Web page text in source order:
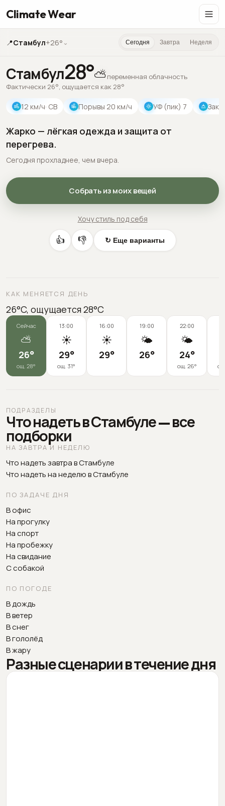
Climate Wear
📍Стамбул+26° ⌄ Сегодня Завтра Неделя
Стамбул28°⛅переменная облачность
Фактически 26°, ощущается как 28°
12 км/ч· СВ Порывы 20 км/ч УФ (пик) 7
Жарко — лёгкая одежда и защита от
перегрева.
Сегодня прохладнее, чем вчера.
Собрать из моих вещей
Хочу стиль под себя
👍 👎 ↻ Еще варианты
КАК МЕНЯЕТСЯ ДЕНЬ
26°C, ощущается 28°C
Сейчас
⛅
26°
ощ. 28°
13:00
☀️
29°
ощ. 31°
16:00
☀️
29°
19:00
🌤️
26°
22:00
🌤️
24°
ощ. 26°
ПОДРАЗДЕЛЫ
Что надеть в Стамбуле — все
подборки
НА ЗАВТРА И НЕДЕЛЮ
Что надеть завтра в Стамбуле
Что надеть на неделю в Стамбуле
ПО ЗАДАЧЕ ДНЯ
В офис
На прогулку
На спорт
На пробежку
На свидание
С собакой
ПО ПОГОДЕ
В дождь
В ветер
В снег
В гололёд
В жару
Разные сценарии в течение дня